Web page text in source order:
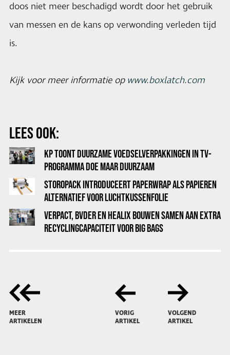
doos niet meer beschadigd wordt door het gebruik
van messen en de kans op verwonding verleden tijd
is.
Kijk voor meer informatie op www.boxlatch.com
LEES OOK:
KP TOONT DUURZAME VOEDSELVERPAKKINGEN IN TV-
PROGRAMMA DOE MAAR DUURZAAM
STOROPACK INTRODUCEERT PAPERWRAP ALS PAPIEREN
ALTERNATIEF VOOR LUCHTKUSSENFOLIE
VERPACT, BVDER EN HEALIX BOUWEN SAMEN AAN EXTRA
RECYCLINGCAPACITEIT VOOR BIG BAGS
MEER
ARTIKELEN
VORIG
ARTIKEL
VOLGEND
ARTIKEL